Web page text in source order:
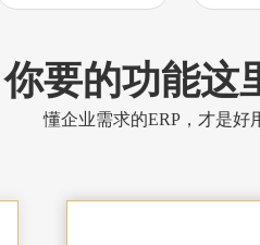
你要的功能这
懂企业需求的ERP，才是好